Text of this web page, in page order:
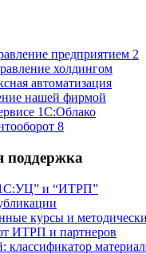
предприятием 2
холдингом
автоматизация
нашей фирмой
1С:Облако
8
поддержка
и “ИТРП”
курсы и
ИТРП и партнеров
классификатор